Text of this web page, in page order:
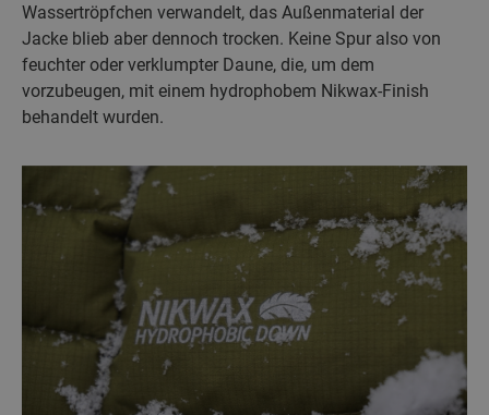
Wassertröpfchen verwandelt, das Außenmaterial der
Jacke blieb aber dennoch trocken. Keine Spur also von
feuchter oder verklumpter Daune, die, um dem
vorzubeugen, mit einem hydrophobem Nikwax-Finish
behandelt wurden.